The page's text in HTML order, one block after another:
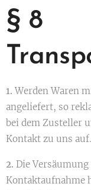
§ 8
1.Werden Waren
angeliefert, so
bei dem Zusteller
Kontakt zu uns auf.
2. Die
Kontaktaufnahme